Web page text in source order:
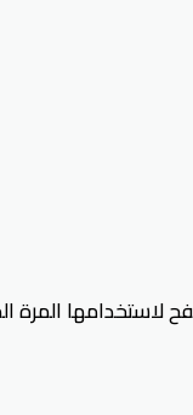
لاستخدامها المرة